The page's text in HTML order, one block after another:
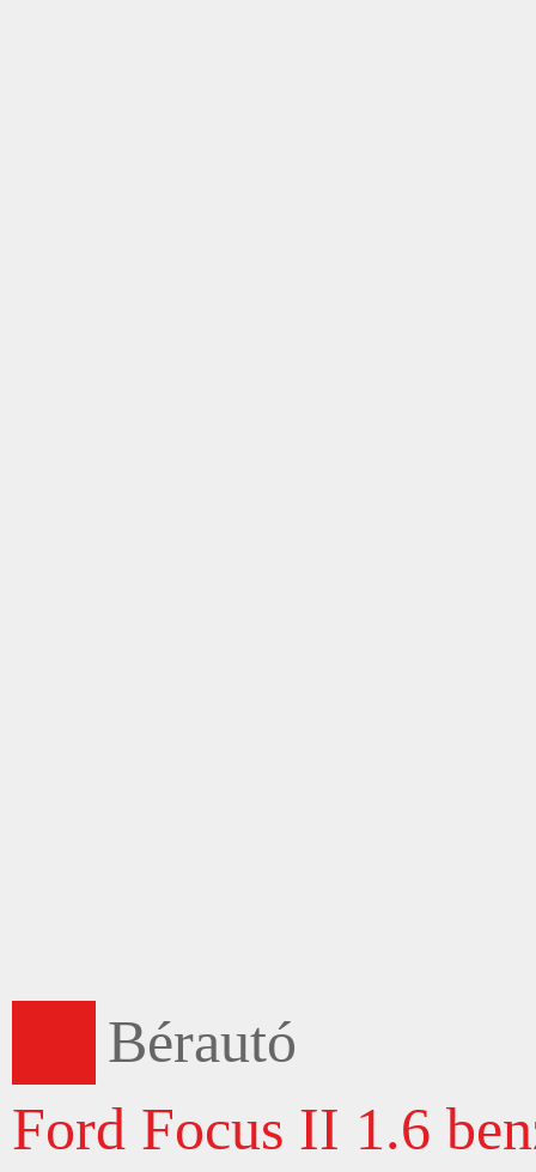
Bérautó
Ford Focus II 1.6